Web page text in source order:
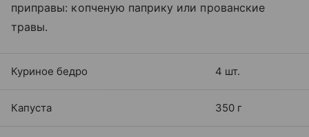
приправы: копченую паприку или прованские
травы.
Куриное бедро 4 шт.
Капуста 350 г